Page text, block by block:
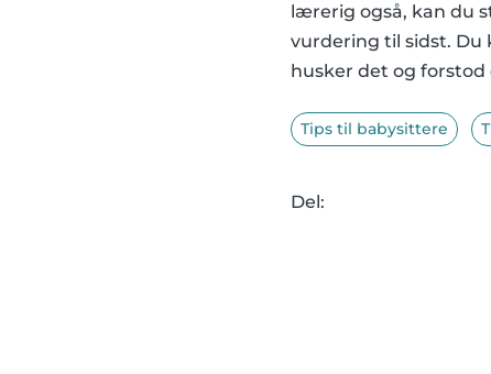
lærerig også, kan du
vurdering til sidst. Du
husker det og forstod
Tips til babysittere
Del: